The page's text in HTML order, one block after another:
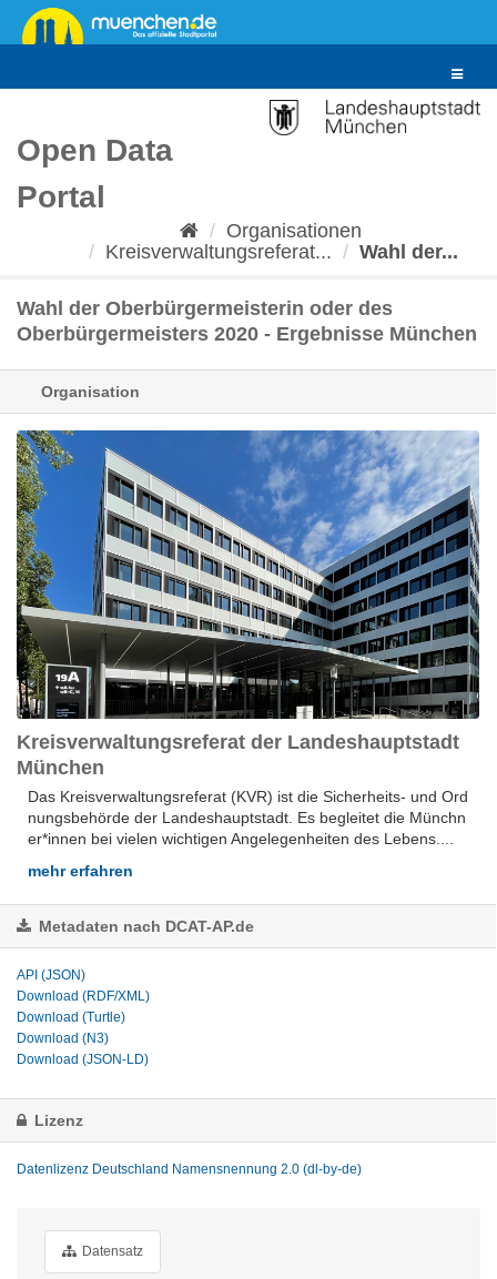
Überspringen
zum
Toggle
Open Data
Portal
Organisationen
Kreisverwaltungsreferat...
Wahl der...
Wahl der Oberbürgermeisterin oder des
Oberbürgermeisters 2020 - Ergebnisse München
Organisation
Kreisverwaltungsreferat der Landeshauptstadt
München
Das Kreisverwaltungsreferat (KVR) ist die Sicherheits- und Ord
nungsbehörde der Landeshauptstadt. Es begleitet die Münchn
er*innen bei vielen wichtigen Angelegenheiten des Lebens....
mehr erfahren
Metadaten nach DCAT-AP.de
API (JSON)
Download (RDF/XML)
Download (Turtle)
Download (N3)
Download (JSON-LD)
Lizenz
Datenlizenz Deutschland Namensnennung 2.0 (dl-by-de)
Datensatz